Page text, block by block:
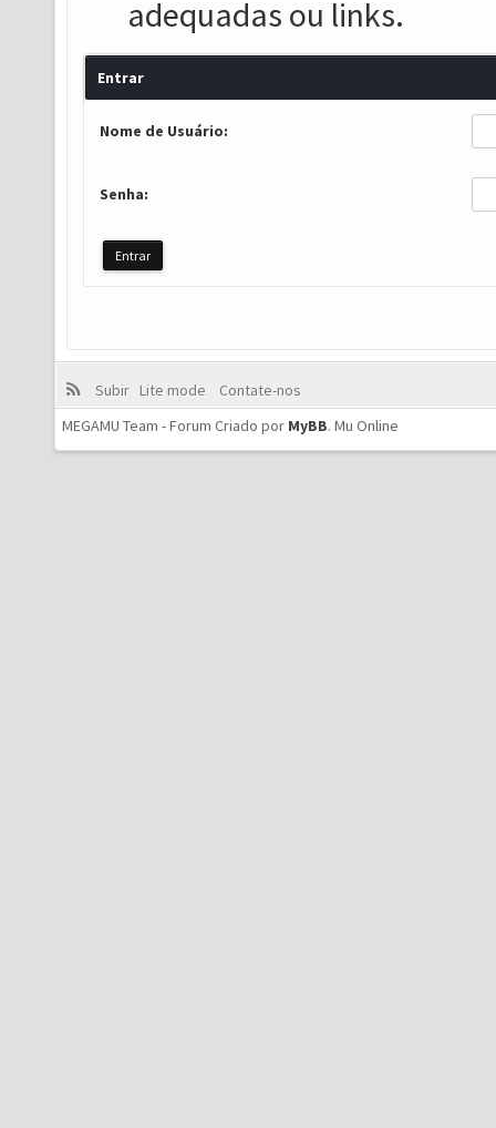
adequadas ou links.
Entrar
Nome de Usuário:
Senha:
Subir Lite mode
Contate-nos
MEGAMU Team - Forum Criado por MyBB. Mu Online